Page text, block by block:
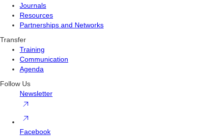
Journals
Resources
Partnerships and Networks
Transfer
Training
Communication
Agenda
Follow Us
Newsletter
Facebook